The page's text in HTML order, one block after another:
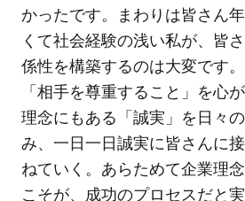
かったです。まわりは皆さん
くて社会経験の浅い私が、皆
係性を構築するのは大変です
「相手を尊重すること」を心
理念にもある「誠実」を日々
み、一日一日誠実に皆さんに
ねていく。あらためて企業理
こそが、成功のプロセスだと実